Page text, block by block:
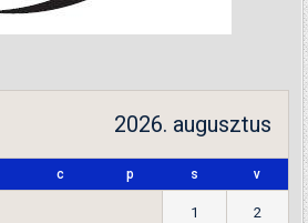
2026. augusztus
c p s v
1 2